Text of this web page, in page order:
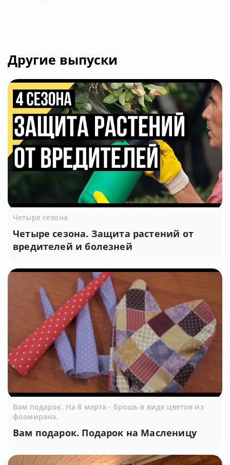
Другие выпуски
Четыре сезона
Четыре сезона. Защита растений от
вредителей и болезней
Вам подарок. На 8 марта - брошь в виде цветов из
фоамирана.
Вам подарок. Подарок на Масленицу